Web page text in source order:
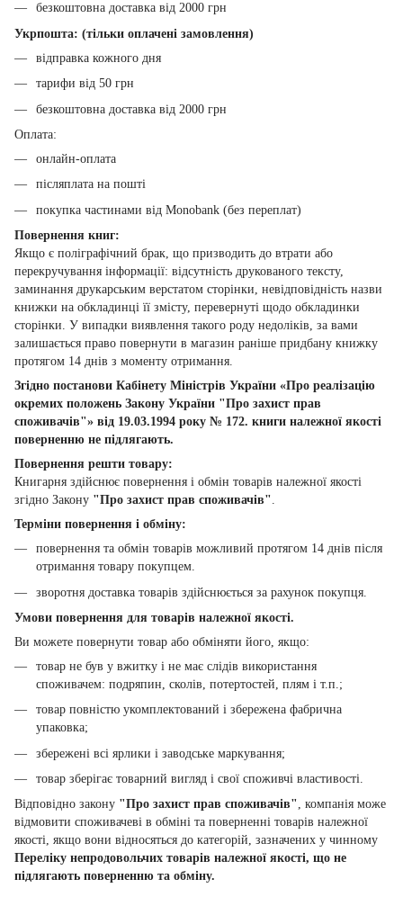
безкоштовна доставка від 2000 грн
Укрпошта: (тільки оплачені замовлення)
відправка кожного дня
тарифи від 50 грн
безкоштовна доставка від 2000 грн
Оплата:
онлайн-оплата
післяплата на пошті
покупка частинами від Monobank (без переплат)
Повернення книг:
Якщо є поліграфічний брак, що призводить до втрати або
перекручування інформації: відсутність друкованого тексту,
заминання друкарським верстатом сторінки, невідповідність назви
книжки на обкладинці її змісту, перевернуті щодо обкладинки
сторінки. У випадки виявлення такого роду недоліків, за вами
залишається право повернути в магазин раніше придбану книжку
протягом 14 днів з моменту отримання.
Згідно постанови Кабінету Міністрів України «Про реалізацію
окремих положень Закону України "Про захист прав
споживачів"» від 19.03.1994 року № 172. книги належної якості
поверненню не підлягають.
Повернення решти товару:
Книгарня здійснює повернення і обмін товарів належної якості
згідно Закону "Про захист прав споживачів".
Терміни повернення і обміну:
повернення та обмін товарів можливий протягом 14 днів після
отримання товару покупцем.
зворотня доставка товарів здійснюється за рахунок покупця.
Умови повернення для товарів належної якості.
Ви можете повернути товар або обміняти його, якщо:
товар не був у вжитку і не має слідів використання
споживачем: подряпин, сколів, потертостей, плям і т.п.;
товар повністю укомплектований і збережена фабрична
упаковка;
збережені всі ярлики і заводське маркування;
товар зберігає товарний вигляд і свої споживчі властивості.
Відповідно закону "Про захист прав споживачів", компанія може
відмовити споживачеві в обміні та поверненні товарів належної
якості, якщо вони відносяться до категорій, зазначених у чинному
Переліку непродовольчих товарів належної якості, що не
підлягають поверненню та обміну.